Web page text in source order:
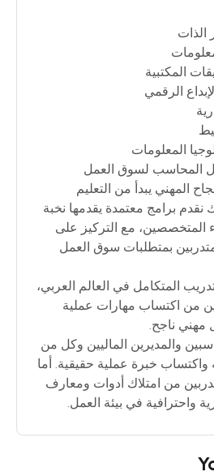
الذات
المكتبية
الرقمي
المعلومات
المحاسب لسوق العمل
المهني يبدأ من التعليم
نقدم برامج معتمدة يقدمها نخبة
المتخصصين، مع التركيز على
بمتطلبات سوق العمل
المتكامل في العالم العربي،
من اكتساب مهارات عملية
مهني ناجح.
والمديرين الماليين وكل من
واكتساب خبرة عملية حقيقية. أما
من امتلاك أدوات ومعارف
واحترافية في بيئة العمل.